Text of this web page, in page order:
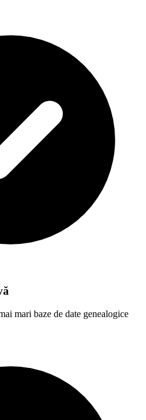
mari baze de date genealogice